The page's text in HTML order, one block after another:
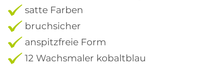
satte Farben
bruchsicher
anspitzfreie Form
12 Wachsmaler kobaltblau